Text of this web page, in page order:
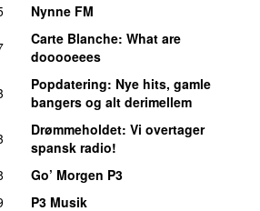
Nynne FM
Carte Blanche: What are
dooooeees
Popdatering: Nye hits, gamle
bangers og alt derimellem
Drømmeholdet: Vi overtager
spansk radio!
Go’ Morgen P3
P3 Musik